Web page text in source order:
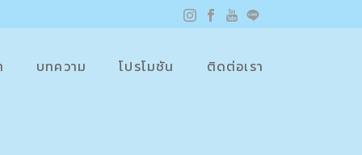
บทความ โปรโมชัน ติดต่อเรา